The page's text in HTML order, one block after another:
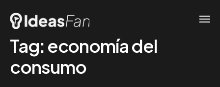
Tag: economía del
consumo